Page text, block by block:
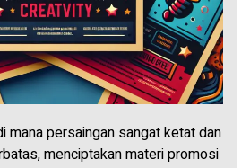
mana persaingan sangat ketat dan
menciptakan materi promosi